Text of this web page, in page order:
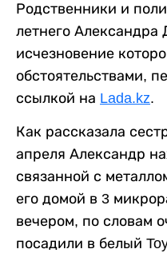
Родственники и
летнего Александра
исчезновение
обстоятельствами,
ссылкой на Lada.kz.
Как рассказала
апреля Александр
связанной с
его домой в 3
вечером, по словам
посадили в белый